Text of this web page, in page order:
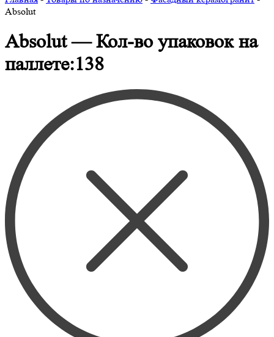
Absolut
Absolut — Кол-во упаковок на
паллете:138